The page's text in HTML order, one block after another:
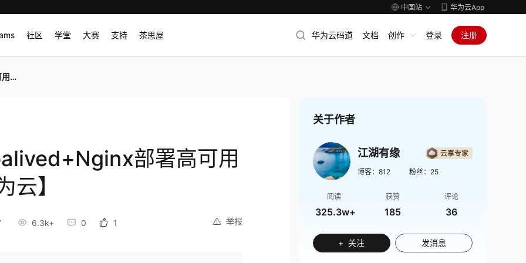
中国站 华为云App
社区 学堂 大赛 支持 茶思屋 华为云码道 文档 创作 登录 注册
】
部署高可用
云】
举报
6.3k+ 0 1
关于作者
江湖有缘
博客： 812 粉丝： 25
阅读
325.3w+
获赞
185
评论
36
+ 关注 发消息